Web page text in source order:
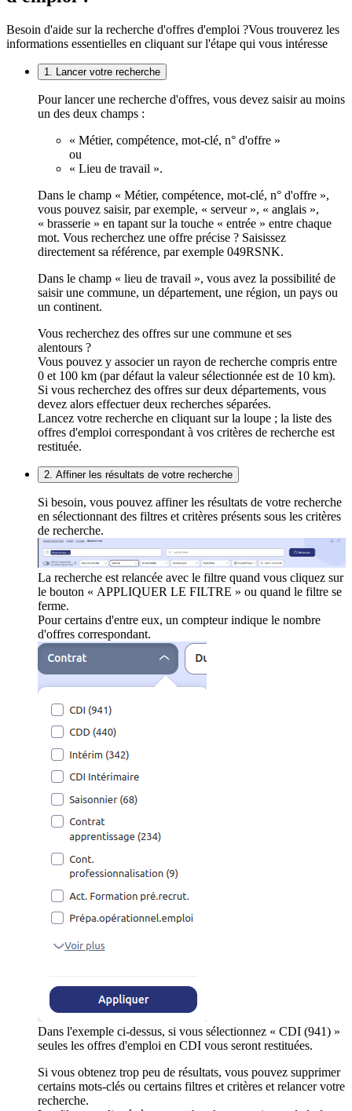
Besoin d'aide sur la recherche d'offres d'emploi ?Vous trouverez les
informations essentielles en cliquant sur l'étape qui vous intéresse
1. Lancer votre recherche
Pour lancer une recherche d'offres, vous devez saisir au moins
un des deux champs :
« Métier, compétence, mot-clé, n° d'offre »
ou
« Lieu de travail ».
Dans le champ « Métier, compétence, mot-clé, n° d'offre »,
vous pouvez saisir, par exemple, « serveur », « anglais »,
« brasserie » en tapant sur la touche « entrée » entre chaque
mot. Vous recherchez une offre précise ? Saisissez
directement sa référence, par exemple 049RSNK.
Dans le champ « lieu de travail », vous avez la possibilité de
saisir une commune, un département, une région, un pays ou
un continent.
Vous recherchez des offres sur une commune et ses
alentours ?
Vous pouvez y associer un rayon de recherche compris entre
0 et 100 km (par défaut la valeur sélectionnée est de 10 km).
Si vous recherchez des offres sur deux départements, vous
devez alors effectuer deux recherches séparées.
Lancez votre recherche en cliquant sur la loupe ; la liste des
offres d'emploi correspondant à vos critères de recherche est
restituée.
2. Affiner les résultats de votre recherche
Si besoin, vous pouvez affiner les résultats de votre recherche
en sélectionnant des filtres et critères présents sous les critères
de recherche.
La recherche est relancée avec le filtre quand vous cliquez sur
le bouton « APPLIQUER LE FILTRE » ou quand le filtre se
ferme.
Pour certains d'entre eux, un compteur indique le nombre
d'offres correspondant.
Dans l'exemple ci-dessus, si vous sélectionnez « CDI (941) »
seules les offres d'emploi en CDI vous seront restituées.
Si vous obtenez trop peu de résultats, vous pouvez supprimer
certains mots-clés ou certains filtres et critères et relancer votre
recherche.